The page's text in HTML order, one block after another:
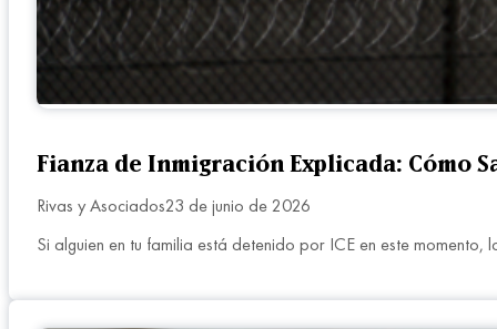
Fianza de Inmigración Explicada: Cómo
Rivas y Asociados23 de junio de 2026
Si alguien en tu familia está detenido por ICE en este